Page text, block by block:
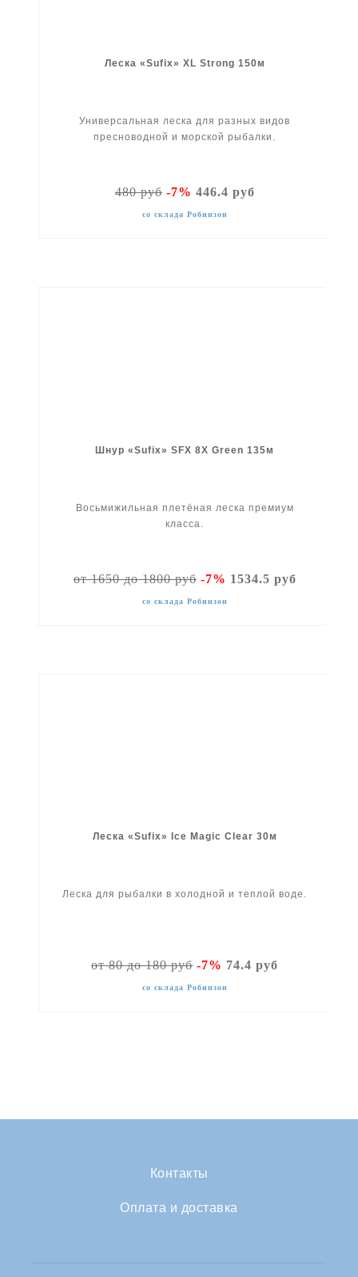
Леска «Sufix» XL Strong 150м
Универсальная леска для разных видов
пресноводной и морской рыбалки.
480 руб-7% 446.4 руб
со склада Робинзон
Шнур «Sufix» SFX 8X Green 135м
Восьмижильная плетёная леска премиум
класса.
от 1650 до 1800 руб-7% 1534.5 руб
со склада Робинзон
Леска «Sufix» Ice Magic Clear 30м
Леска для рыбалки в холодной и теплой воде.
от 80 до 180 руб-7% 74.4 руб
со склада Робинзон
Контакты
Оплата и доставка